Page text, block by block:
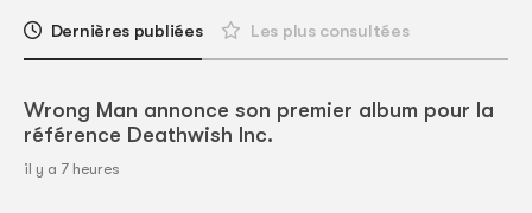
Dernières publiées Les plus consultées
Wrong Man annonce son premier album pour la
référence Deathwish Inc.
il y a 7 heures